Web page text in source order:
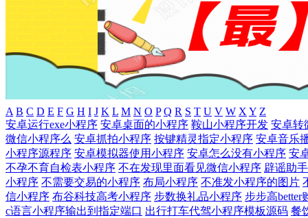
A B C D E F G H I J K L M N O P Q R S T U V W X Y Z
安卓运行exe小程序 安卓桌面的小程序 鞍山小程序开发 安卓转
微信小程序么 安卓抓拍小程序 按键精灵指定小程序 安卓音乐
小程序源程序 安卓模拟器使用小程序 安卓怎么没有小程序 安
不孕不育自检表小程序 不在发现里面看见微信小程序 辟谣助
小程序 不需要交易的小程序 布局小程序 不准发小程序的图片
信小程序 布谷科技高考小程序 步数换礼品小程序 步步高better
c语言小程序输出到指定端口 出行打车代驾小程序模板源码 餐